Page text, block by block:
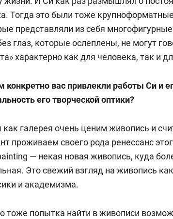
Тогда это были тоже
представляли из себя
глаз, которые ослеплены, не могут
характерно как для человека, так и
конкретно вас привлекли работы Си и
его творческой оптики?
галерея очень ценим живопись и
проживаем своего рода ренессанс
— некая новая живопись, куда
Это свежий взгляд на живопись
и академизма.
тоже попытка найти в живописи